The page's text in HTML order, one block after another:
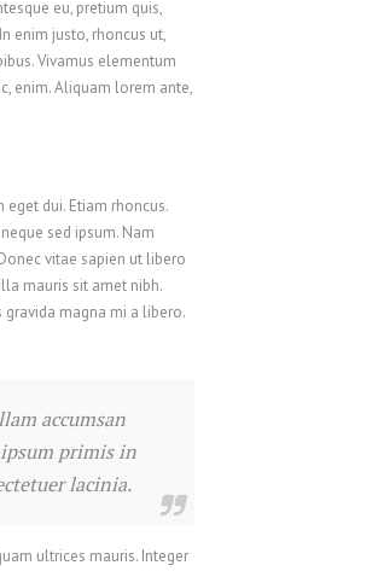
eu, pretium quis,
enim justo, rhoncus ut,
Vivamus elementum
enim. Aliquam lorem ante,
dui. Etiam rhoncus.
sed ipsum. Nam
vitae sapien ut libero
mauris sit amet nibh.
magna mi a libero.
accumsan
primis in
lacinia.
ultrices mauris. Integer